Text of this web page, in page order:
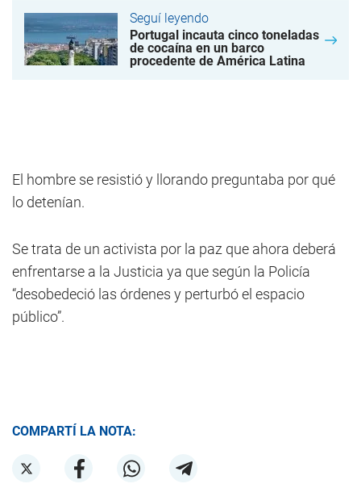
Seguí leyendo
Portugal incauta cinco toneladas
de cocaína en un barco
procedente de América Latina
El hombre se resistió y llorando preguntaba por qué
lo detenían.
Se trata de un activista por la paz que ahora deberá
enfrentarse a la Justicia ya que según la Policía
“desobedeció las órdenes y perturbó el espacio
público”.
COMPARTÍ LA NOTA: